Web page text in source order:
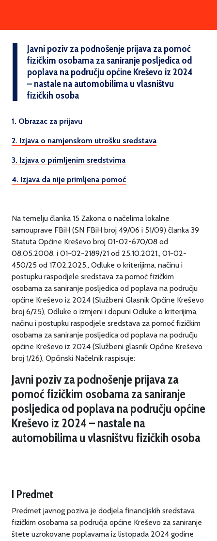
Javni poziv za podnošenje prijava za pomoć
fizičkim osobama za saniranje posljedica od
poplava na području općine Kreševo iz 2024
– nastale na automobilima u vlasništvu
fizičkih osoba
1. Obrazac za prijavu
2. Izjava o namjenskom utrošku sredstava
3. Izjava o primljenim sredstvima
4. Izjava da nije primljena pomoć
Na temelju članka 15 Zakona o načelima lokalne
samouprave FBiH (SN FBiH broj 49/06 i 51/09) članka 39
Statuta Općine Kreševo broj 01-02-670/08 od
08.05.2008. i 01-02-2189/21 od 25.10.2021., 01-02-
450/25 od 17.02.2025., Odluke o kriterijima, načinu i
postupku raspodjele sredstava za pomoć fizičkim
osobama za saniranje posljedica od poplava na području
općine Kreševo iz 2024 (Službeni Glasnik Općine Kreševo
broj 6/25), Odluke o izmjeni i dopuni Odluke o kriterijima,
načinu i postupku raspodjele sredstava za pomoć fizičkim
osobama za saniranje posljedica od poplava na području
općine Kreševo iz 2024 (Službeni glasnik Općine Kreševo
broj 1/26), Općinski Načelnik raspisuje:
Javni poziv za podnošenje prijava za
pomoć fizičkim osobama za saniranje
posljedica od poplava na području općine
Kreševo iz 2024 – nastale na
automobilima u vlasništvu fizičkih osoba
I Predmet
Predmet javnog poziva je dodjela financijskih sredstava
fizičkim osobama sa područja općine Kreševo za saniranje
štete uzrokovane poplavama iz listopada 2024 godine